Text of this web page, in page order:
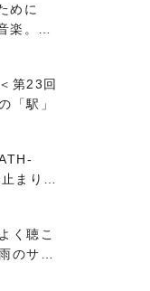
めに
。冥
ト
第23回
「駅」
まり
グラ
く聴こ
のサウ